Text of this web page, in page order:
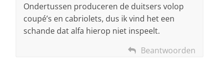
Ondertussen produceren de duitsers volop
coupé’s en cabriolets, dus ik vind het een
schande dat alfa hierop niet inspeelt.
Beantwoorden